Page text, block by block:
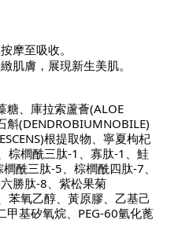
摩至吸收。
肌膚，展現新生美肌。
糖、庫拉索蘆薈(ALOE
斛(DENDROBIUMNOBILE)
根提取物、寧夏枸杞
棕櫚酰三肽-1、寡肽-1、鮭
酰三肽-5、棕櫚酰四肽-7、
勝肽-8、紫松果菊
苯氧乙醇、黃原膠、乙基己
甲基矽氧烷、PEG-60氫化蓖